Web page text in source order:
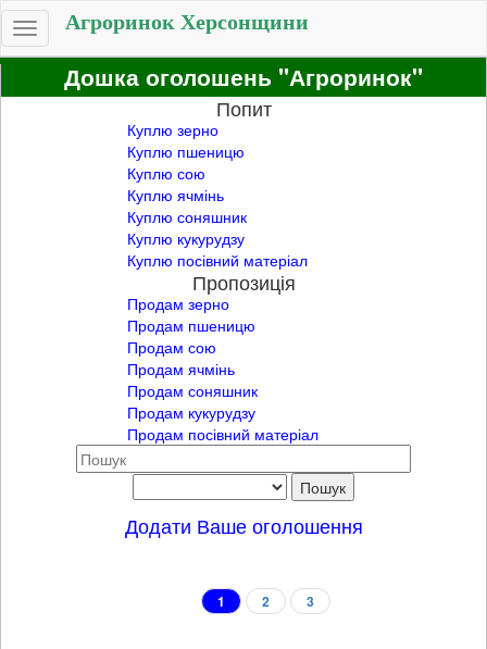
Toggle
navigation
Агроринок Херсонщини
Дошка оголошень "Агроринок"
Попит
Куплю зерно
Куплю пшеницю
Куплю сою
Куплю ячмінь
Куплю соняшник
Куплю кукурудзу
Куплю посівний матеріал
Пропозиція
Продам зерно
Продам пшеницю
Продам сою
Продам ячмінь
Продам соняшник
Продам кукурудзу
Продам посівний матеріал
Додати Ваше оголошення
1 2 3